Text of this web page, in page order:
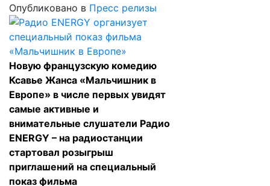
Опубликовано в Пресс релизы
Новую французскую комедию
Ксавье Жанса «Мальчишник в
Европе» в числе первых увидят
самые активные и
внимательные слушатели Радио
ENERGY – на радиостанции
стартовал розыгрыш
приглашений на специальный
показ фильма